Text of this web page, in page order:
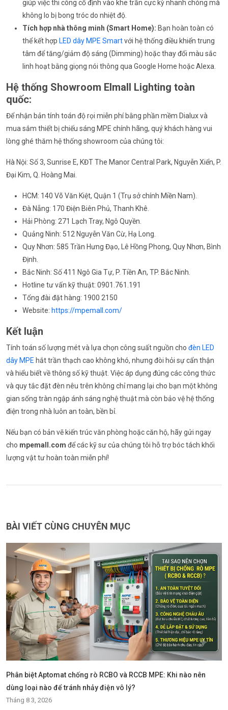
giúp việc thi công cố định vào khe trần cực kỳ nhanh chóng mà
không lo bị bong tróc do nhiệt độ.
Tích hợp nhà thông minh (Smart Home): Bạn hoàn toàn có
thể kết hợp LED dây MPE Smartvới hệ thống điều khiển trung
tâm để tăng/giảm độ sáng (Dimming) hoặc thay đổi màu sắc
linh hoạt bằng giọng nói thông qua Google Home hoặc Alexa.
Hệ thống Showroom Elmall Lighting toàn
quốc:
Để nhận bản tính toán độ rọi miễn phí bằng phần mềm Dialux và
mua sắm thiết bị chiếu sáng MPE chính hãng, quý khách hàng vui
lòng ghé thăm hệ thống showroom của chúng tôi:
Hà Nội: Số 3, Sunrise E, KĐT The Manor Central Park, Nguyễn Xiển, P.
Đại Kim, Q. Hoàng Mai.
HCM: 140 Võ Văn Kiệt, Quận 1 (Trụ sở chính Miền Nam).
Đà Nẵng: 170 Điện Biên Phủ, Thanh Khê.
Hải Phòng: 271 Lạch Tray, Ngô Quyền.
Quảng Ninh: 512 Nguyễn Văn Cừ, Hạ Long.
Quy Nhơn: 585 Trần Hưng Đạo, Lê Hồng Phong, Quy Nhơn, Bình
Định.
Bắc Ninh: Số 411 Ngô Gia Tự, P. Tiền An, TP. Bắc Ninh.
Hotline tư vấn kỹ thuật: 0901.761.191
Tổng đài đặt hàng: 1900 2150
Website: https://mpemall.com/
Kết luận
Tính toán số lượng mét và lựa chọn công suất nguồn cho đèn LED
dây MPE hắt trần thạch cao không khó, nhưng đòi hỏi sự cẩn thận
và hiểu biết về thông số kỹ thuật. Việc áp dụng đúng các công thức
và quy tắc đặt đèn nêu trên không chỉ mang lại cho bạn một không
gian sống tràn ngập ánh sáng nghệ thuật mà còn bảo vệ hệ thống
điện trong nhà luôn an toàn, bền bỉ.
Nếu bạn có bản vẽ kiến trúc văn phòng hoặc căn hộ, hãy gửi ngay
cho mpemall.com để các kỹ sư của chúng tôi hỗ trợ bóc tách khối
lượng vật tư hoàn toàn miễn phí!
BÀI VIẾT CÙNG CHUYÊN MỤC
Phân biệt Aptomat chống rò RCBO và RCCB MPE: Khi nào nên
dùng loại nào để tránh nhảy điện vô lý?
Tháng 8 3, 2026